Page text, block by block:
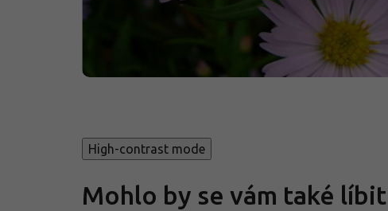
High-contrast mode
Mohlo by se vám také líbit